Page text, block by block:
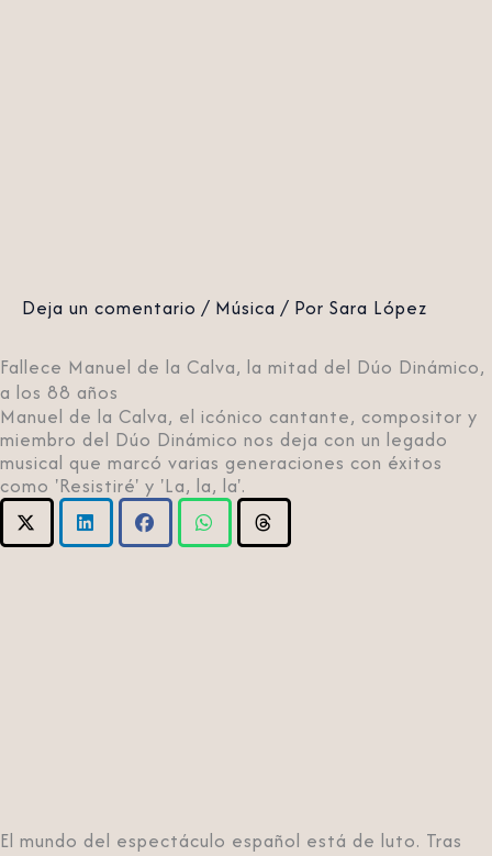
Deja un comentario / Música / Por Sara López
Fallece Manuel de la Calva, la mitad del Dúo Dinámico,
a los 88 años
Manuel de la Calva, el icónico cantante, compositor y
miembro del Dúo Dinámico nos deja con un legado
musical que marcó varias generaciones con éxitos
como 'Resistiré' y 'La, la, la'.
El mundo del espectáculo español está de luto. Tras